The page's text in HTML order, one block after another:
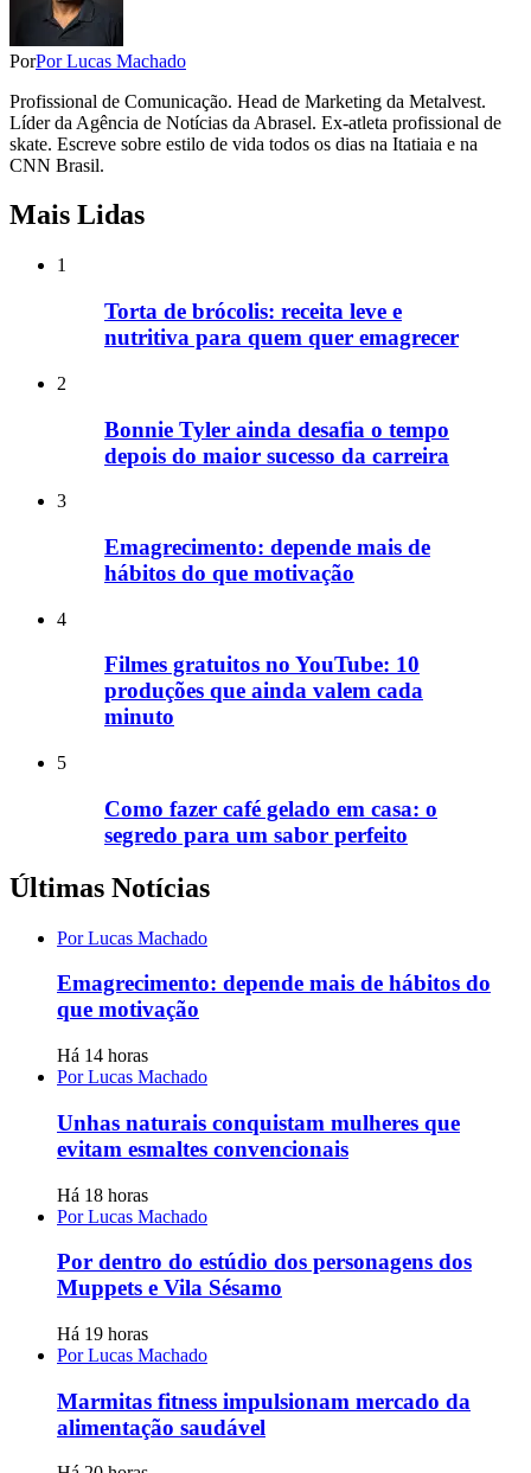
PorPor Lucas Machado
Profissional de Comunicação. Head de Marketing da Metalvest.
Líder da Agência de Notícias da Abrasel. Ex-atleta profissional de
skate. Escreve sobre estilo de vida todos os dias na Itatiaia e na
CNN Brasil.
Mais Lidas
1
Torta de brócolis: receita leve e
nutritiva para quem quer emagrecer
2
Bonnie Tyler ainda desafia o tempo
depois do maior sucesso da carreira
3
Emagrecimento: depende mais de
hábitos do que motivação
4
Filmes gratuitos no YouTube: 10
produções que ainda valem cada
minuto
5
Como fazer café gelado em casa: o
segredo para um sabor perfeito
Últimas Notícias
Por Lucas Machado
Emagrecimento: depende mais de hábitos do
que motivação
Há 14 horas
Por Lucas Machado
Unhas naturais conquistam mulheres que
evitam esmaltes convencionais
Há 18 horas
Por Lucas Machado
Por dentro do estúdio dos personagens dos
Muppets e Vila Sésamo
Há 19 horas
Por Lucas Machado
Marmitas fitness impulsionam mercado da
alimentação saudável